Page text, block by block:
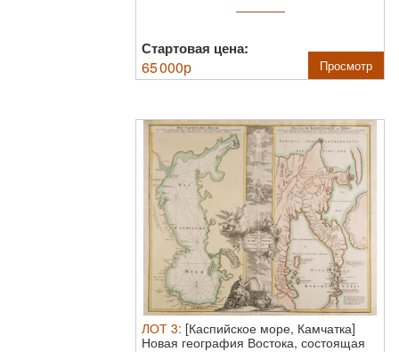
Стартовая цена:
65 000р Просмотр
ЛОТ 3: [Каспийское море, Камчатка]
Новая география Востока, состоящая